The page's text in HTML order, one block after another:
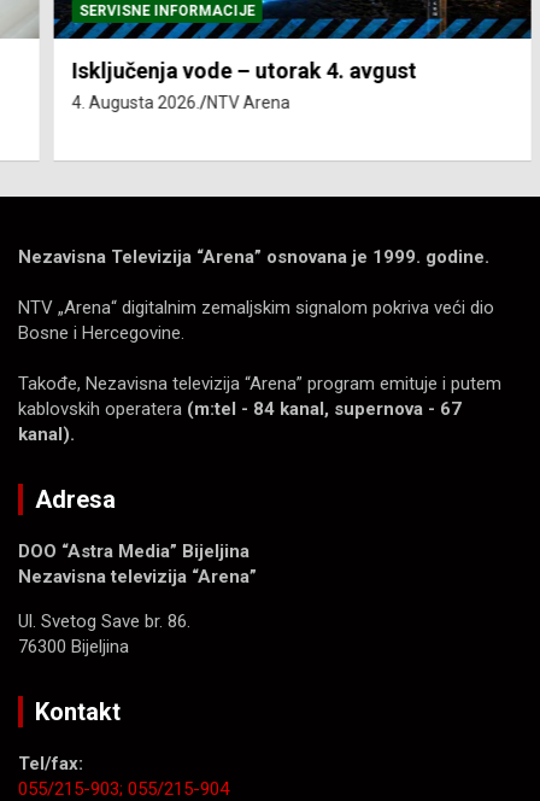
SERVISNE INFORMACIJE
Isključenja vode – utorak 4. avgust
4. Augusta 2026. NTV Arena
Nezavisna Televizija “Arena” osnovana je 1999. godine.
NTV „Arena“ digitalnim zemaljskim signalom pokriva veći dio
Bosne i Hercegovine.
Takođe, Nezavisna televizija “Arena” program emituje i putem
kablovskih operatera (m:tel - 84 kanal, supernova - 67
kanal).
Adresa
DOO “Astra Media” Bijeljina
Nezavisna televizija “Arena”
Ul. Svetog Save br. 86.
76300 Bijeljina
Kontakt
Tel/fax:
055/215-903; 055/215-904